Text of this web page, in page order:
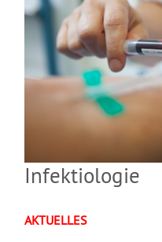
Infektiologie
AKTUELLES